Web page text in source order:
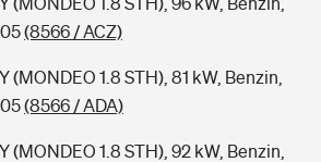
(8566 / ACZ)
(MONDEO 1.8 STH), 81 kW, Benzin,
(8566 / ADA)
(MONDEO 1.8 STH), 92 kW, Benzin,